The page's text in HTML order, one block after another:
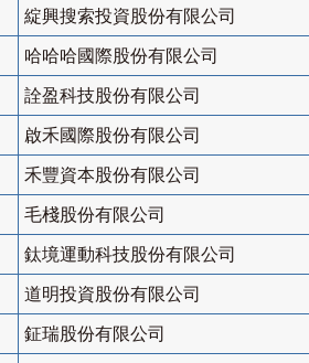
綻興搜索投資股份有限公司
哈哈哈國際股份有限公司
詮盈科技股份有限公司
啟禾國際股份有限公司
禾豐資本股份有限公司
毛棧股份有限公司
鈦境運動科技股份有限公司
道明投資股份有限公司
鉦瑞股份有限公司